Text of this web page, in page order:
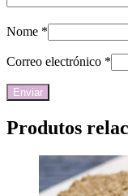
Nome *
Correo electrónico *
Produtos